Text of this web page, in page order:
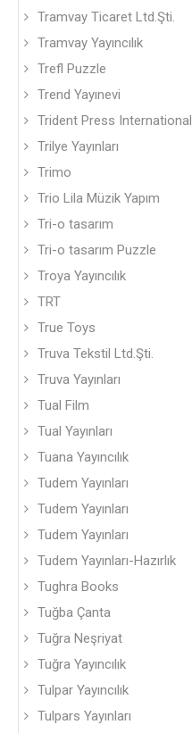
Tramvay Ticaret Ltd.Şti.
Tramvay Yayıncılık
Trefl Puzzle
Trend Yayınevi
Trident Press International
Trilye Yayınları
Trimo
Trio Lila Müzik Yapım
Tri-o tasarım
Tri-o tasarım Puzzle
Troya Yayıncılık
TRT
True Toys
Truva Tekstil Ltd.Şti.
Truva Yayınları
Tual Film
Tual Yayınları
Tuana Yayıncılık
Tudem Yayınları
Tudem Yayınları
Tudem Yayınları
Tudem Yayınları-Hazırlık
Tughra Books
Tuğba Çanta
Tuğra Neşriyat
Tuğra Yayıncılık
Tulpar Yayıncılık
Tulpars Yayınları